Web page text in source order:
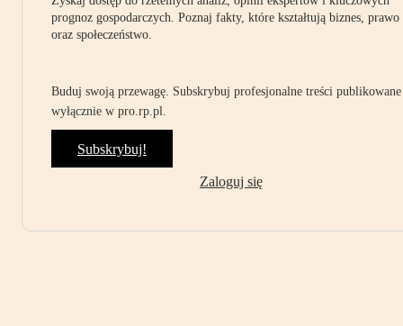
prognoz gospodarczych. Poznaj fakty, które kształtują biznes, prawo
oraz społeczeństwo.
Buduj swoją przewagę. Subskrybuj profesjonalne treści publikowane
wyłącznie w pro.rp.pl.
Subskrybuj!
Zaloguj się